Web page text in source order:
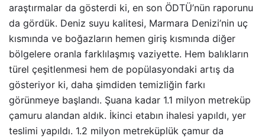
araştırmalar da gösterdi ki, en son ÖDTÜ’nün raporunu
da gördük. Deniz suyu kalitesi, Marmara Denizi’nin uç
kısmında ve boğazların hemen giriş kısmında diğer
bölgelere oranla farklılaşmış vaziyette. Hem balıkların
türel çeşitlenmesi hem de popülasyondaki artış da
gösteriyor ki, daha şimdiden temizliğin farkı
görünmeye başlandı. Şuana kadar 1.1 milyon metreküp
çamuru alandan aldık. İkinci etabın ihalesi yapıldı, yer
teslimi yapıldı. 1.2 milyon metreküplük çamur da